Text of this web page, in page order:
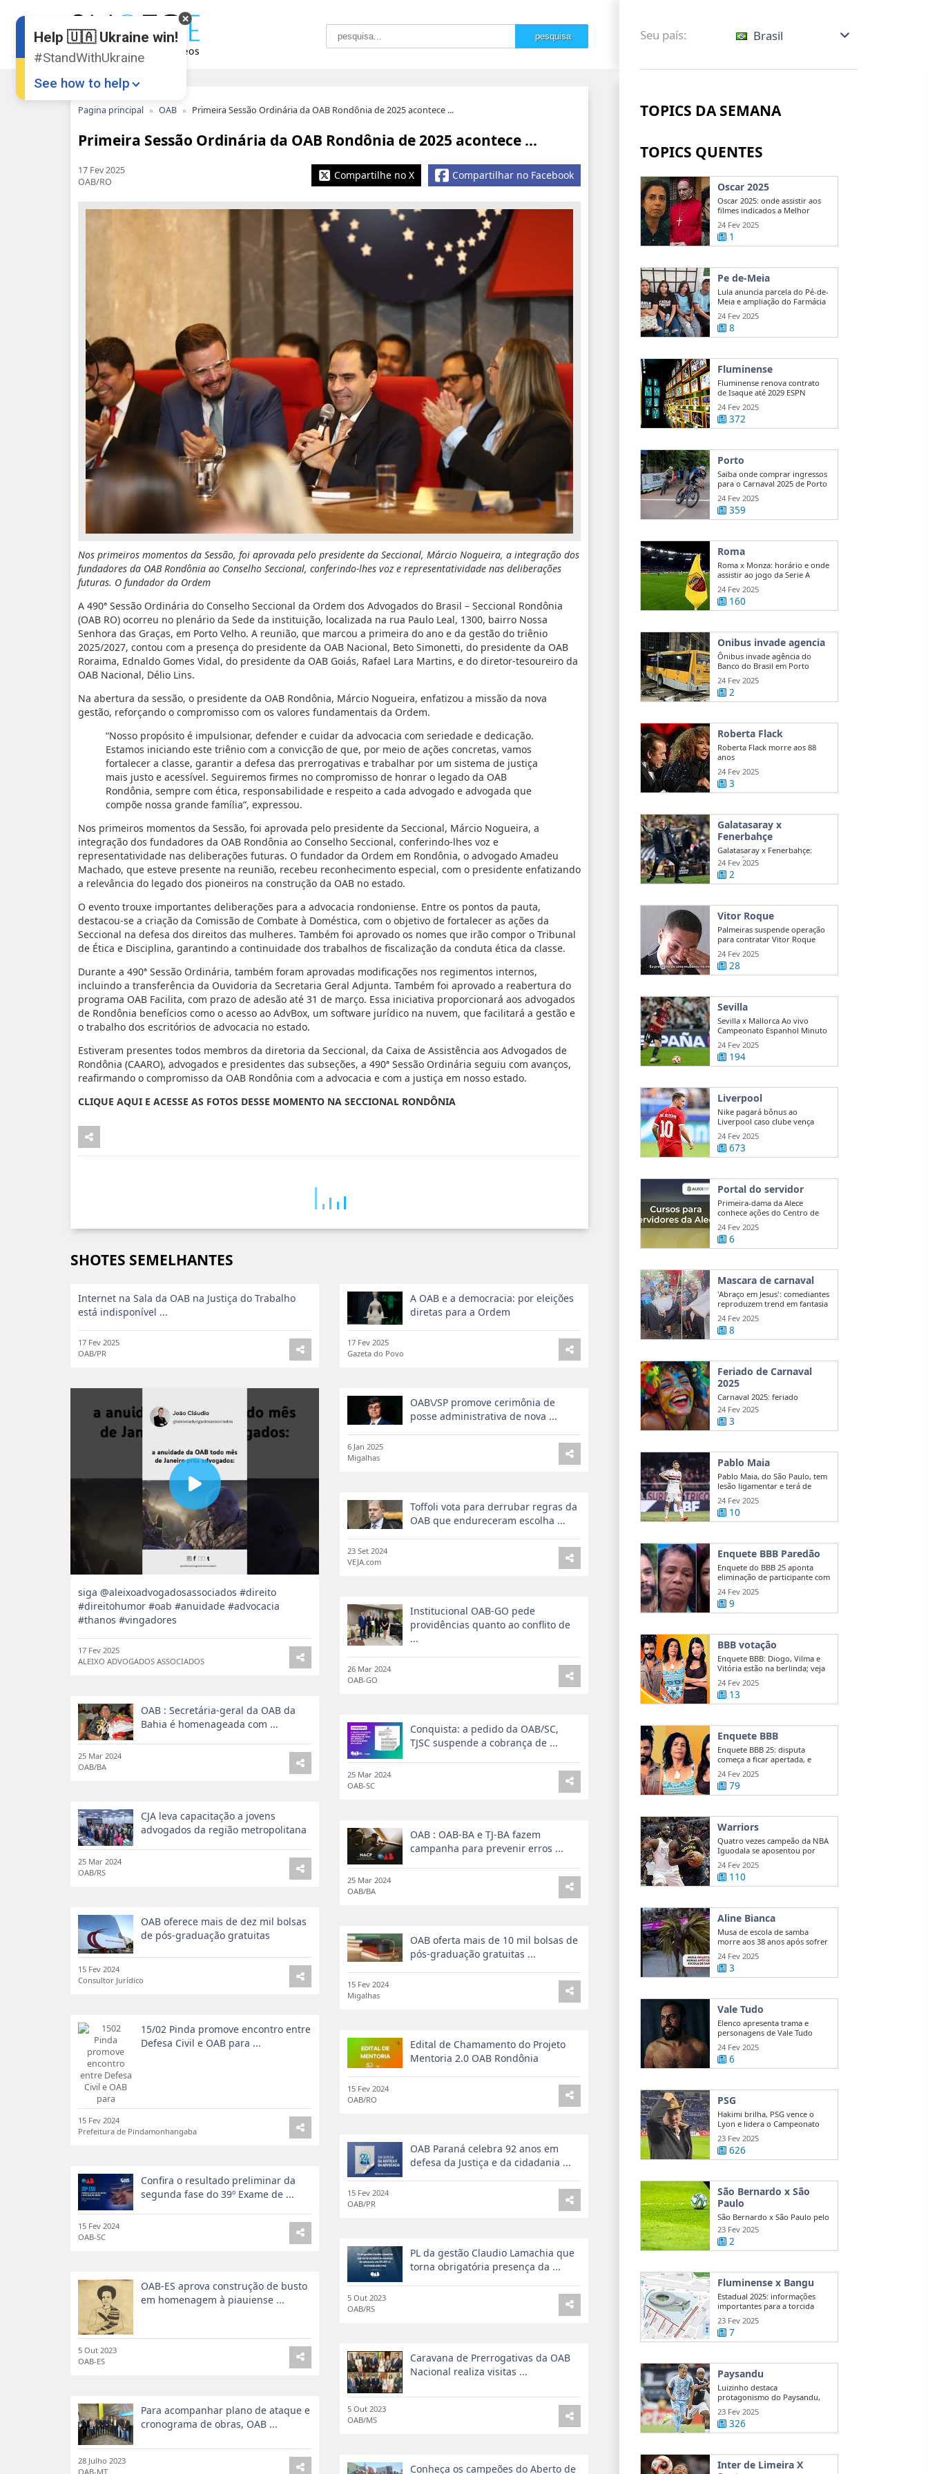
Seu país: Brasil
Pagina principal OAB Primeira Sessão Ordinária da OAB Rondônia de 2025 acontece ...
Primeira Sessão Ordinária da OAB Rondônia de 2025 acontece ...
17 Fev 2025
OAB/RO
Compartilhar no Facebook
Compartilhe no X
Nos primeiros momentos da Sessão, foi aprovada pelo presidente da Seccional, Márcio Nogueira, a integração dos
fundadores da OAB Rondônia ao Conselho Seccional, conferindo-lhes voz e representatividade nas deliberações
futuras. O fundador da Ordem
A 490ª Sessão Ordinária do Conselho Seccional da Ordem dos Advogados do Brasil – Seccional Rondônia
(OAB RO) ocorreu no plenário da Sede da instituição, localizada na rua Paulo Leal, 1300, bairro Nossa
Senhora das Graças, em Porto Velho. A reunião, que marcou a primeira do ano e da gestão do triênio
2025/2027, contou com a presença do presidente da OAB Nacional, Beto Simonetti, do presidente da OAB
Roraima, Ednaldo Gomes Vidal, do presidente da OAB Goiás, Rafael Lara Martins, e do diretor-tesoureiro da
OAB Nacional, Délio Lins.
Na abertura da sessão, o presidente da OAB Rondônia, Márcio Nogueira, enfatizou a missão da nova
gestão, reforçando o compromisso com os valores fundamentais da Ordem.
“Nosso propósito é impulsionar, defender e cuidar da advocacia com seriedade e dedicação.
Estamos iniciando este triênio com a convicção de que, por meio de ações concretas, vamos
fortalecer a classe, garantir a defesa das prerrogativas e trabalhar por um sistema de justiça
mais justo e acessível. Seguiremos firmes no compromisso de honrar o legado da OAB
Rondônia, sempre com ética, responsabilidade e respeito a cada advogado e advogada que
compõe nossa grande família”, expressou.
Nos primeiros momentos da Sessão, foi aprovada pelo presidente da Seccional, Márcio Nogueira, a
integração dos fundadores da OAB Rondônia ao Conselho Seccional, conferindo-lhes voz e
representatividade nas deliberações futuras. O fundador da Ordem em Rondônia, o advogado Amadeu
Machado, que esteve presente na reunião, recebeu reconhecimento especial, com o presidente enfatizando
a relevância do legado dos pioneiros na construção da OAB no estado.
O evento trouxe importantes deliberações para a advocacia rondoniense. Entre os pontos da pauta,
destacou-se a criação da Comissão de Combate à Doméstica, com o objetivo de fortalecer as ações da
Seccional na defesa dos direitos das mulheres. Também foi aprovado os nomes que irão compor o Tribunal
de Ética e Disciplina, garantindo a continuidade dos trabalhos de fiscalização da conduta ética da classe.
Durante a 490ª Sessão Ordinária, também foram aprovadas modificações nos regimentos internos,
incluindo a transferência da Ouvidoria da Secretaria Geral Adjunta. Também foi aprovado a reabertura do
programa OAB Facilita, com prazo de adesão até 31 de março. Essa iniciativa proporcionará aos advogados
de Rondônia benefícios como o acesso ao AdvBox, um software jurídico na nuvem, que facilitará a gestão e
o trabalho dos escritórios de advocacia no estado.
Estiveram presentes todos membros da diretoria da Seccional, da Caixa de Assistência aos Advogados de
Rondônia (CAARO), advogados e presidentes das subseções, a 490ª Sessão Ordinária seguiu com avanços,
reafirmando o compromisso da OAB Rondônia com a advocacia e com a justiça em nosso estado.
CLIQUE AQUI E ACESSE AS FOTOS DESSE MOMENTO NA SECCIONAL RONDÔNIA
SHOTES SEMELHANTES
A OAB e a democracia: por eleições
diretas para a Ordem
17 Fev 2025
Gazeta do Povo
Internet na Sala da OAB na Justiça do Trabalho
está indisponível ...
17 Fev 2025
OAB/PR
siga @aleixoadvogadosassociados #direito
#direitohumor #oab #anuidade #advocacia
#thanos #vingadores
17 Fev 2025
ALEIXO ADVOGADOS ASSOCIADOS
OAB\/SP promove cerimônia de
posse administrativa de nova ...
6 Jan 2025
Migalhas
Toffoli vota para derrubar regras da
OAB que endureceram escolha ...
23 Set 2024
VEJA.com
Institucional OAB-GO pede
providências quanto ao conflito de
...
26 Mar 2024
OAB-GO
OAB : Secretária-geral da OAB da
Bahia é homenageada com ...
25 Mar 2024
OAB/BA
Conquista: a pedido da OAB/SC,
TJSC suspende a cobrança de ...
25 Mar 2024
OAB-SC
CJA leva capacitação a jovens
advogados da região metropolitana
25 Mar 2024
OAB/RS
OAB : OAB-BA e TJ-BA fazem
campanha para prevenir erros ...
25 Mar 2024
OAB/BA
OAB oferece mais de dez mil bolsas
de pós-graduação gratuitas
15 Fev 2024
Consultor Jurídico
OAB oferta mais de 10 mil bolsas de
pós-graduação gratuitas ...
15 Fev 2024
Migalhas
15/02 Pinda promove encontro entre
Defesa Civil e OAB para ...
15 Fev 2024
Prefeitura de Pindamonhangaba
Edital de Chamamento do Projeto
Mentoria 2.0 OAB Rondônia
15 Fev 2024
OAB/RO
OAB Paraná celebra 92 anos em
defesa da Justiça e da cidadania ...
15 Fev 2024
OAB/PR
Confira o resultado preliminar da
segunda fase do 39º Exame de ...
15 Fev 2024
OAB-SC
PL da gestão Claudio Lamachia que
torna obrigatória presença da ...
5 Out 2023
OAB/RS
OAB-ES aprova construção de busto
em homenagem à piauiense ...
5 Out 2023
OAB-ES
Caravana de Prerrogativas da OAB
Nacional realiza visitas ...
5 Out 2023
OAB/MS
Para acompanhar plano de ataque e
cronograma de obras, OAB ...
28 Julho 2023
OAB-MT
Conheça os campeões do Aberto de
TOPICS DA SEMANA
TOPICS QUENTES
Oscar 2025
Oscar 2025: onde assistir aos
filmes indicados a Melhor
Direção?
24 Fev 2025
1
Pe de-Meia
Lula anuncia parcela do Pé-de-
Meia e ampliação do Farmácia
...24 Fev 2025
8
Fluminense
Fluminense renova contrato
de Isaque até 2029 ESPN
24 Fev 2025
372
Porto
Saiba onde comprar ingressos
para o Carnaval 2025 de Porto
...24 Fev 2025
359
Roma
Roma x Monza: horário e onde
assistir ao jogo da Serie A
24 Fev 2025
160
Onibus invade agencia
Ônibus invade agência do
Banco do Brasil em Porto
Alegre
24 Fev 2025
2
Roberta Flack
Roberta Flack morre aos 88
anos
24 Fev 2025
3
Galatasaray x
Fenerbahçe
Galatasaray x Fenerbahçe:
acusações de Mourinho agitam
dérbi
24 Fev 2025
2
Vitor Roque
Palmeiras suspende operação
para contratar Vitor Roque
24 Fev 2025
28
Sevilla
Sevilla x Mallorca Ao vivo
Campeonato Espanhol Minuto
a ...
24 Fev 2025
194
Liverpool
Nike pagará bônus ao
Liverpool caso clube vença
Premier League
24 Fev 2025
673
Portal do servidor
Primeira-dama da Alece
conhece ações do Centro de
Mediação e ...
24 Fev 2025
6
Mascara de carnaval
'Abraço em Jesus': comediantes
reproduzem trend em fantasia
de ...
24 Fev 2025
8
Feriado de Carnaval
2025
Carnaval 2025: feriado
nacional ou ponto facultativo?
Veja quem ...
24 Fev 2025
3
Pablo Maia
Pablo Maia, do São Paulo, tem
lesão ligamentar e terá de
passar ...
24 Fev 2025
10
Enquete BBB Paredão
Enquete do BBB 25 aponta
eliminação de participante com
50 ...
24 Fev 2025
9
BBB votação
Enquete BBB: Diogo, Vilma e
Vitória estão na berlinda; veja
quem ...
24 Fev 2025
13
Enquete BBB
Enquete BBB 25: disputa
começa a ficar apertada, e
diferença entre ...
24 Fev 2025
79
Warriors
Quatro vezes campeão da NBA
Iguodala se aposentou por
Warriors ...
24 Fev 2025
110
Aline Bianca
Musa de escola de samba
morre aos 38 anos após sofrer
enfarte ...
24 Fev 2025
3
Vale Tudo
Elenco apresenta trama e
personagens de Vale Tudo
24 Fev 2025
6
PSG
Hakimi brilha, PSG vence o
Lyon e lidera o Campeonato
Francês ...
23 Fev 2025
626
São Bernardo x São
Paulo
São Bernardo x São Paulo pelo
Campeonato Paulista: Onde
assistir?
23 Fev 2025
2
Fluminense x Bangu
Estadual 2025: informações
importantes para a torcida
antes de ...
23 Fev 2025
7
Paysandu
Luizinho destaca
protagonismo do Paysandu,
evolução do time e ...
23 Fev 2025
326
Inter de Limeira X
Help 🇺🇦 Ukraine win!
#StandWithUkraine
See how to help
💸